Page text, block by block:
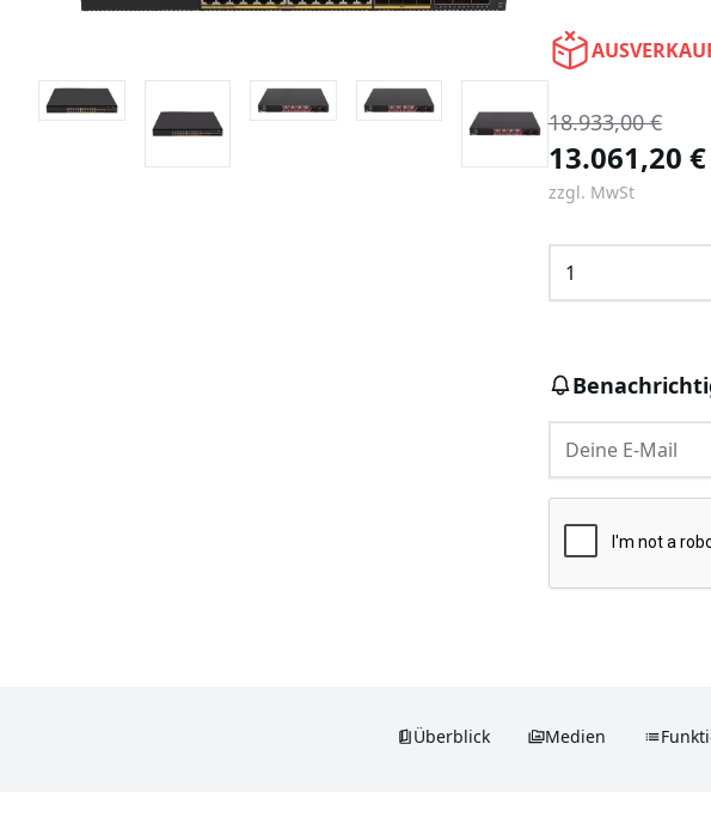
18.933,00 €
13.061,20 €
zzgl. MwSt
Überblick Medien